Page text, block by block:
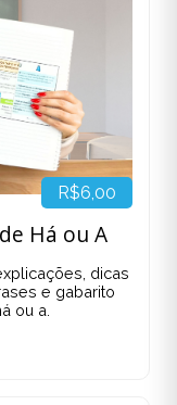
R$6,00
Há ou A
dicas
e gabarito
ou a.